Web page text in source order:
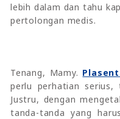
lebih dalam dan tahu
pertolongan medis.
Tenang, Mamy.
perlu perhatian serius,
Justru, dengan
tanda-tanda yang